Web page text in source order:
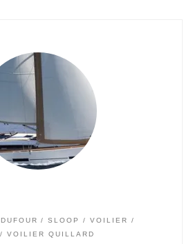
DUFOUR SLOOP
VOILIER
VOILIER QUILLARD